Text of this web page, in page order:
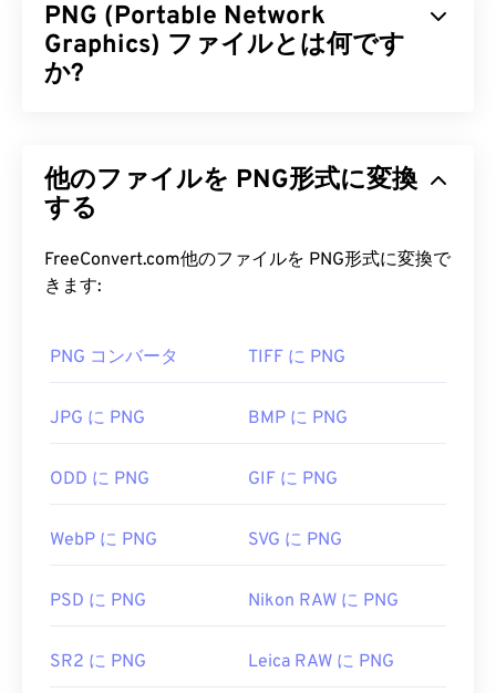
なく、画質も損なわれないことです。HEICとHEIF
はどちらも高効率ビデオコーディング（HEVC）
基づいています。
HEICは、 Apple iOS
および関連アプリケーション、
オペレーティングシステム（
macOS High Sierra、Appleフォト、Apple
Preview
ます。
ットフォーム間で動作するXnView MPです。
PNG (Portable Network
Graphics) ファイルとは何です
か?
ースのファイル形式です。PNG画像はRGBまたは
RGBAカラーに対応し、透過性もサポートしている
す。PNGは、より透過性の高いアニメーションもサ
ポートしています（
です。
PNG ファイルを開くにはどうすれ
通常、PNGファイルはオペレーティングシステムの
ファイルはすべてのウェブブラウザで簡単に表示で
は、 PNGからJPG PNGからWebP、または
他のファイルを PNG形式に変換
する
FreeConvert.com他のファイルを PNG形式に変換で
きます:
PNG コンバータ TIFF に PNG
JPG に PNG BMP に PNG
ODD に PNG GIF に PNG
WebP に PNG SVG に PNG
PSD に PNG Nikon RAW に PNG
SR2 に PNG Leica RAW に PNG